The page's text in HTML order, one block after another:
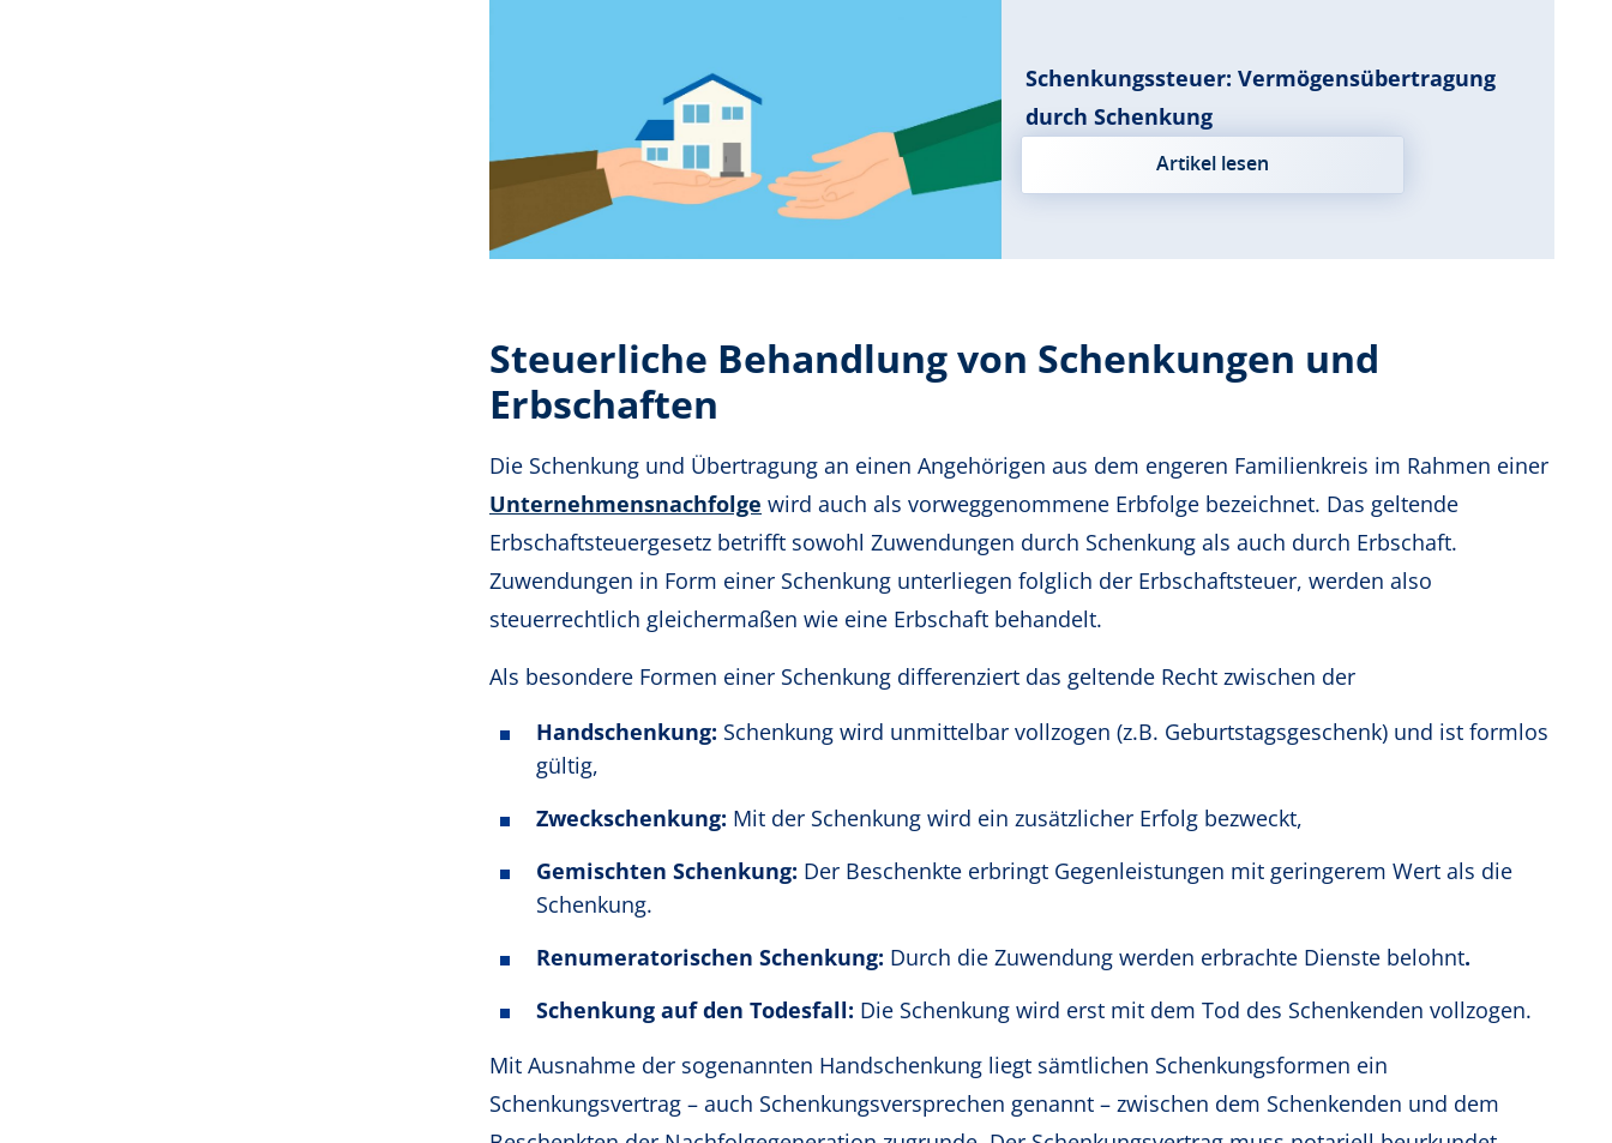
Schenkungssteuer: Vermögensübertragung
durch Schenkung
Artikel lesen
Steuerliche Behandlung von Schenkungen und
Erbschaften
Die Schenkung und Übertragung an einen Angehörigen aus dem engeren Familienkreis im Rahmen einer
Unternehmensnachfolge wird auch als vorweggenommene Erbfolge bezeichnet. Das geltende
Erbschaftsteuergesetz betrifft sowohl Zuwendungen durch Schenkung als auch durch Erbschaft.
Zuwendungen in Form einer Schenkung unterliegen folglich der Erbschaftsteuer, werden also
steuerrechtlich gleichermaßen wie eine Erbschaft behandelt.
Als besondere Formen einer Schenkung differenziert das geltende Recht zwischen der
Handschenkung: Schenkung wird unmittelbar vollzogen (z.B. Geburtstagsgeschenk) und ist formlos
gültig,
Zweckschenkung: Mit der Schenkung wird ein zusätzlicher Erfolg bezweckt,
Gemischten Schenkung: Der Beschenkte erbringt Gegenleistungen mit geringerem Wert als die
Schenkung.
Renumeratorischen Schenkung: Durch die Zuwendung werden erbrachte Dienste belohnt.
Schenkung auf den Todesfall: Die Schenkung wird erst mit dem Tod des Schenkenden vollzogen.
Mit Ausnahme der sogenannten Handschenkung liegt sämtlichen Schenkungsformen ein
Schenkungsvertrag – auch Schenkungsversprechen genannt – zwischen dem Schenkenden und dem